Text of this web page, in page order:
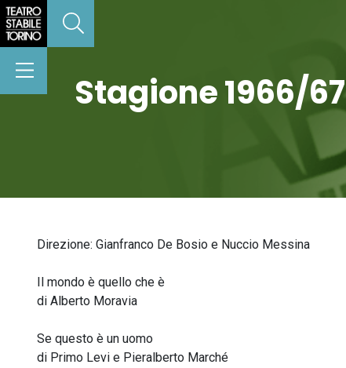
Stagione 1966/67
Direzione: Gianfranco De Bosio e Nuccio Messina
Il mondo è quello che è
di Alberto Moravia
Se questo è un uomo
di Primo Levi e Pieralberto Marché